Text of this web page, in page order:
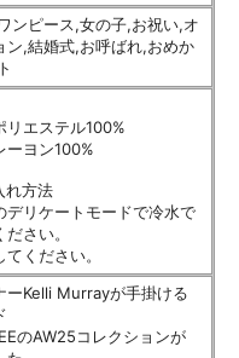
ンピース,女の子,お祝い,オ
ン,結婚式,お呼ばれ,おめか
リエステル100%
ーヨン100%
れ方法
デリケートモードで冷水で
さい。
ください。
ーKelli Murrayが手掛ける
のAW25コレクションが